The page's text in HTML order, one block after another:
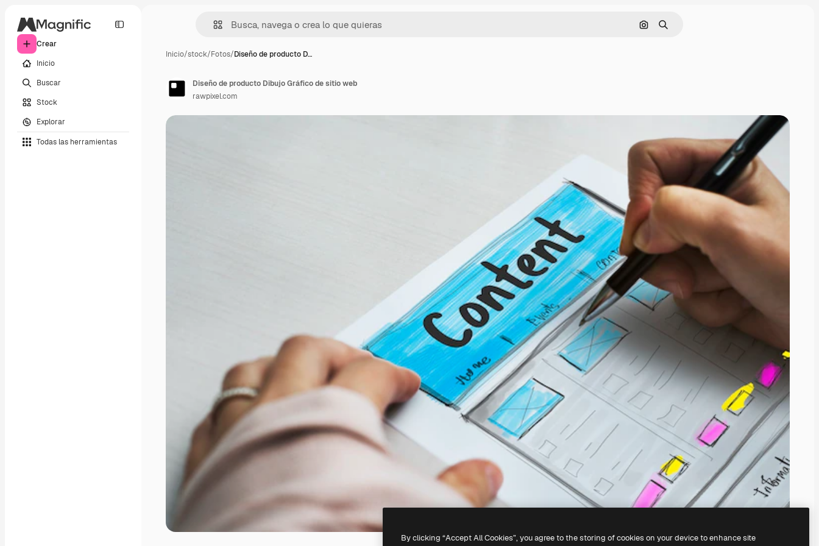
Crear
Inicio
Buscar
Stock
Explorar
Todas las herramientas
Buscar por imagen
Buscar
Inicio/stock/Fotos/Diseño de producto D…
Diseño de producto Dibujo Gráfico de sitio web
rawpixel.com
By clicking “Accept All Cookies”, you agree to the storing of cookies on your device to enhance site